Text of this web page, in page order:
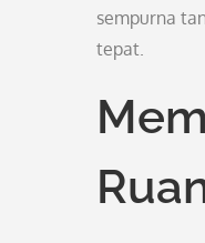
sempurna
tepat.